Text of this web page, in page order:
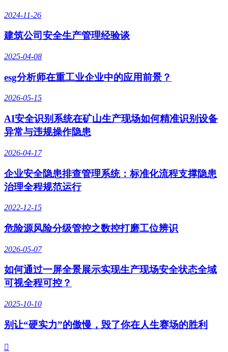
2024-11-26
建筑公司安全生产管理经验谈
2025-04-08
esg分析师在重工业企业中的应用前景？
2026-05-15
AI安全识别系统在矿山生产现场如何精准识别设备
异常与违规操作隐患
2026-04-17
企业安全隐患排查管理系统：标准化流程支撑隐患
治理全程规范运行
2022-12-15
危险源风险分级管控之数控打磨工位辨识
2026-05-07
如何通过一屏全景展示实现生产现场安全状态全域
可视全程可控？
2025-10-10
别让“硬实力”的傲慢，毁了你在人生赛场的胜利
